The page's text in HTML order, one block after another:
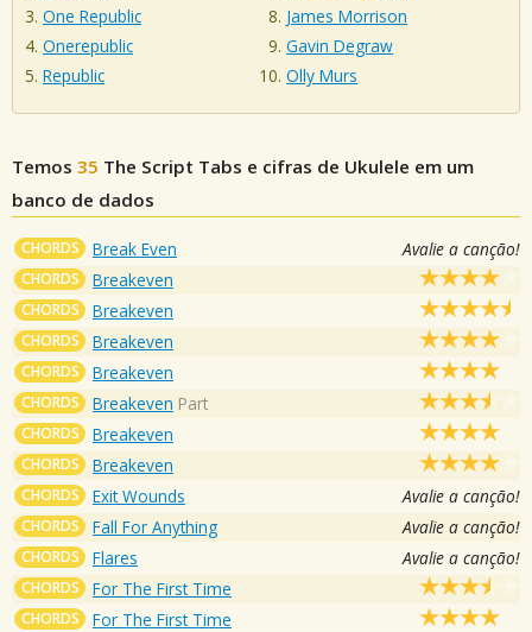
One Republic
Onerepublic
Republic
James Morrison
Gavin Degraw
Olly Murs
Temos 35 The Script Tabs e cifras de Ukulele em um
banco de dados
CHORDS Break Even Avalie a canção!
CHORDS Breakeven
CHORDS Breakeven
CHORDS Breakeven
CHORDS Breakeven
CHORDS Breakeven Part
CHORDS Breakeven
CHORDS Breakeven
CHORDS Exit Wounds Avalie a canção!
CHORDS Fall For Anything Avalie a canção!
CHORDS Flares Avalie a canção!
CHORDS For The First Time
CHORDS For The First Time